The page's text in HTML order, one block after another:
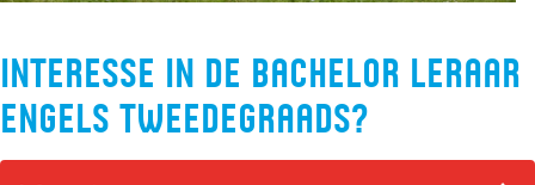
Interesse in de bachelor Leraar
Engels tweedegraads?